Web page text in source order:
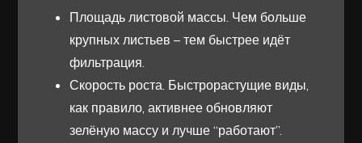
Площадь листовой массы. Чем больше
крупных листьев – тем быстрее идёт
фильтрация.
Скорость роста. Быстрорастущие виды,
как правило, активнее обновляют
зелёную массу и лучше “работают”.